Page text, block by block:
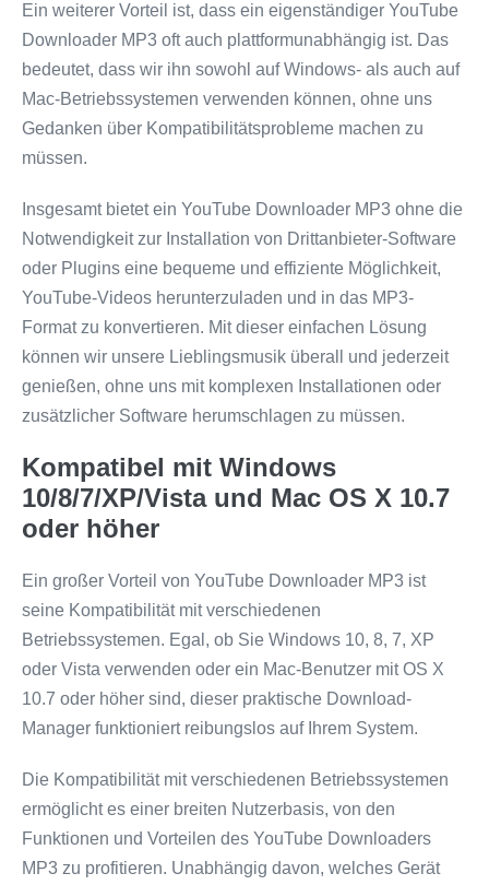
Ein weiterer Vorteil ist, dass ein eigenständiger YouTube
Downloader MP3 oft auch plattformunabhängig ist. Das
bedeutet, dass wir ihn sowohl auf Windows- als auch auf
Mac-Betriebssystemen verwenden können, ohne uns
Gedanken über Kompatibilitätsprobleme machen zu
müssen.
Insgesamt bietet ein YouTube Downloader MP3 ohne die
Notwendigkeit zur Installation von Drittanbieter-Software
oder Plugins eine bequeme und effiziente Möglichkeit,
YouTube-Videos herunterzuladen und in das MP3-
Format zu konvertieren. Mit dieser einfachen Lösung
können wir unsere Lieblingsmusik überall und jederzeit
genießen, ohne uns mit komplexen Installationen oder
zusätzlicher Software herumschlagen zu müssen.
Kompatibel mit Windows
10/8/7/XP/Vista und Mac OS X 10.7
oder höher
Ein großer Vorteil von YouTube Downloader MP3 ist
seine Kompatibilität mit verschiedenen
Betriebssystemen. Egal, ob Sie Windows 10, 8, 7, XP
oder Vista verwenden oder ein Mac-Benutzer mit OS X
10.7 oder höher sind, dieser praktische Download-
Manager funktioniert reibungslos auf Ihrem System.
Die Kompatibilität mit verschiedenen Betriebssystemen
ermöglicht es einer breiten Nutzerbasis, von den
Funktionen und Vorteilen des YouTube Downloaders
MP3 zu profitieren. Unabhängig davon, welches Gerät